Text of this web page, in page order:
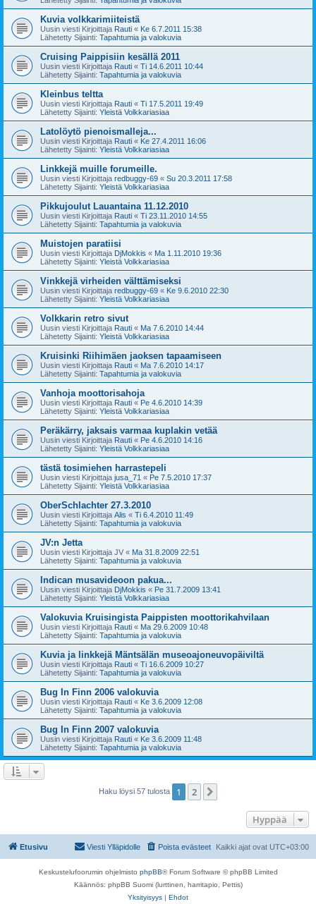
Kuvia volkkarimiiteistä
Uusin viesti Kirjoittaja Rauti « Ke 6.7.2011 15:38
Lähetetty Sijainti: Tapahtumia ja valokuvia
Cruising Paippisiin kesällä 2011
Uusin viesti Kirjoittaja Rauti « Ti 14.6.2011 10:44
Lähetetty Sijainti: Tapahtumia ja valokuvia
Kleinbus teltta
Uusin viesti Kirjoittaja Rauti « Ti 17.5.2011 19:49
Lähetetty Sijainti: Yleistä Volkkariasiaa
Latolöytö pienoismalleja...
Uusin viesti Kirjoittaja Rauti « Ke 27.4.2011 16:06
Lähetetty Sijainti: Yleistä Volkkariasiaa
Linkkejä muille forumeille.
Uusin viesti Kirjoittaja redbuggy-69 « Su 20.3.2011 17:58
Lähetetty Sijainti: Yleistä Volkkariasiaa
Pikkujoulut Lauantaina 11.12.2010
Uusin viesti Kirjoittaja Rauti « Ti 23.11.2010 14:55
Lähetetty Sijainti: Tapahtumia ja valokuvia
Muistojen paratiisi
Uusin viesti Kirjoittaja DjMokkis « Ma 1.11.2010 19:36
Lähetetty Sijainti: Yleistä Volkkariasiaa
Vinkkejä virheiden välttämiseksi
Uusin viesti Kirjoittaja redbuggy-69 « Ke 9.6.2010 22:30
Lähetetty Sijainti: Yleistä Volkkariasiaa
Volkkarin retro sivut
Uusin viesti Kirjoittaja Rauti « Ma 7.6.2010 14:44
Lähetetty Sijainti: Yleistä Volkkariasiaa
Kruisinki Riihimäen jaoksen tapaamiseen
Uusin viesti Kirjoittaja Rauti « Ma 7.6.2010 14:17
Lähetetty Sijainti: Tapahtumia ja valokuvia
Vanhoja moottorisahoja
Uusin viesti Kirjoittaja Rauti « Pe 4.6.2010 14:39
Lähetetty Sijainti: Yleistä Volkkariasiaa
Peräkärry, jaksais varmaa kuplakin vetää
Uusin viesti Kirjoittaja Rauti « Pe 4.6.2010 14:16
Lähetetty Sijainti: Yleistä Volkkariasiaa
tästä tosimiehen harrastepeli
Uusin viesti Kirjoittaja jusa_71 « Pe 7.5.2010 17:37
Lähetetty Sijainti: Yleistä Volkkariasiaa
OberSchlachter 27.3.2010
Uusin viesti Kirjoittaja Alis « Ti 6.4.2010 11:49
Lähetetty Sijainti: Tapahtumia ja valokuvia
JV:n Jetta
Uusin viesti Kirjoittaja JV « Ma 31.8.2009 22:51
Lähetetty Sijainti: Tapahtumia ja valokuvia
Indican musavideoon pakua...
Uusin viesti Kirjoittaja DjMokkis « Pe 31.7.2009 13:41
Lähetetty Sijainti: Yleistä Volkkariasiaa
Valokuvia Kruisingista Paippisten moottorikahvilaan
Uusin viesti Kirjoittaja Rauti « Ma 29.6.2009 10:48
Lähetetty Sijainti: Tapahtumia ja valokuvia
Kuvia ja linkkejä Mäntsälän museoajoneuvopäiviltä
Uusin viesti Kirjoittaja Rauti « Ti 16.6.2009 10:27
Lähetetty Sijainti: Tapahtumia ja valokuvia
Bug In Finn 2006 valokuvia
Uusin viesti Kirjoittaja Rauti « Ke 3.6.2009 12:08
Lähetetty Sijainti: Tapahtumia ja valokuvia
Bug In Finn 2007 valokuvia
Uusin viesti Kirjoittaja Rauti « Ke 3.6.2009 11:48
Lähetetty Sijainti: Tapahtumia ja valokuvia
Haku löysi 57 tulosta 1 2
Hyppää
Etusivu Kaikki ajat ovat UTC+03:00
Poista evästeet
Viesti Ylläpidolle
Keskustelufoorumin ohjelmisto phpBB® Forum Software © phpBB Limited
Käännös: phpBB Suomi (lurttinen, harritapio, Pettis)
Yksityisyys | Ehdot